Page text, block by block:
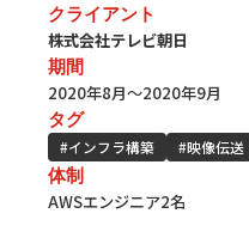
クライアント
株式会社テレビ朝日
期間
2020年8月～2020年9月
タグ
#インフラ構築 #映像伝送
体制
AWSエンジニア2名